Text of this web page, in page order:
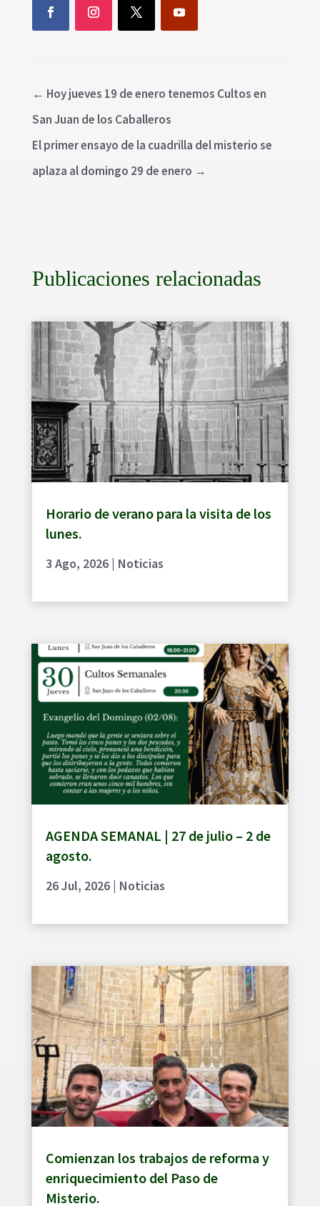
← Hoy jueves 19 de enero tenemos Cultos en
San Juan de los Caballeros
El primer ensayo de la cuadrilla del misterio se
aplaza al domingo 29 de enero →
Publicaciones relacionadas
Horario de verano para la visita de los
lunes.
3 Ago, 2026| Noticias
AGENDA SEMANAL | 27 de julio – 2 de
agosto.
26 Jul, 2026| Noticias
Comienzan los trabajos de reforma y
enriquecimiento del Paso de
Misterio.